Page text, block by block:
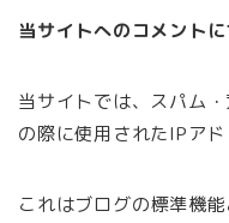
当サイトへのコメント
当サイトでは、スパム
の際に使用されたIPアド
これはブログの標準機